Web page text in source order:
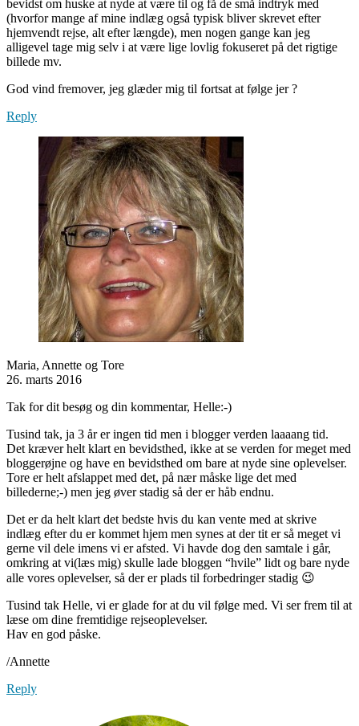
bevidst om huske at nyde at være til og få de små indtryk med
(hvorfor mange af mine indlæg også typisk bliver skrevet efter
hjemvendt rejse, alt efter længde), men nogen gange kan jeg
alligevel tage mig selv i at være lige lovlig fokuseret på det rigtige
billede mv.
God vind fremover, jeg glæder mig til fortsat at følge jer ?
Reply
Maria, Annette og Tore
26. marts 2016
Tak for dit besøg og din kommentar, Helle:-)
Tusind tak, ja 3 år er ingen tid men i blogger verden laaaang tid.
Det kræver helt klart en bevidsthed, ikke at se verden for meget med
bloggerøjne og have en bevidsthed om bare at nyde sine oplevelser.
Tore er helt afslappet med det, på nær måske lige det med
billederne;-) men jeg øver stadig så der er håb endnu.
Det er da helt klart det bedste hvis du kan vente med at skrive
indlæg efter du er kommet hjem men synes at der tit er så meget vi
gerne vil dele imens vi er afsted. Vi havde dog den samtale i går,
omkring at vi(læs mig) skulle lade bloggen “hvile” lidt og bare nyde
alle vores oplevelser, så der er plads til forbedringer stadig 😉
Tusind tak Helle, vi er glade for at du vil følge med. Vi ser frem til at
læse om dine fremtidige rejseoplevelser.
Hav en god påske.
/Annette
Reply